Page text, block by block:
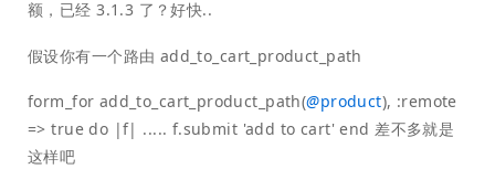
额，已经 3.1.3 了？好快..
假设你有一个路由 add_to_cart_product_path
form_for add_to_cart_product_path(@product), :remote
=> true do |f| ..... f.submit 'add to cart' end 差不多就是
这样吧